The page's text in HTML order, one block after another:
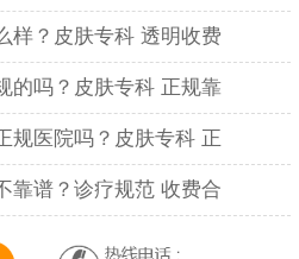
样？皮肤专科 透明收费
的吗？皮肤专科 正规靠
规医院吗？皮肤专科 正
靠谱？诊疗规范 收费合